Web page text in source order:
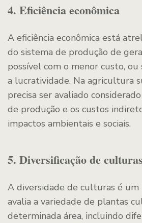
4. Eficiência econômica
A eficiência econômica está
do sistema de produção de
possível com o menor custo, ou
a lucratividade. Na agricultura
precisa ser avaliado
de produção e os custos
impactos ambientais e sociais.
5. Diversificação de culturas
A diversidade de culturas é um
avalia a variedade de plantas
determinada área, incluindo